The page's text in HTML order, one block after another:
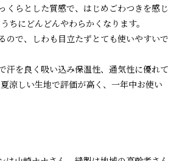
くらとした質感で、はじめごわつきを感じ
ちにどんどんやわらかくなります。
ので、しわも目立たずとても使いやすいで
汗を良く吸い込み保温性、通気性に優れて
涼しい生地で評価が高く、一年中お使い